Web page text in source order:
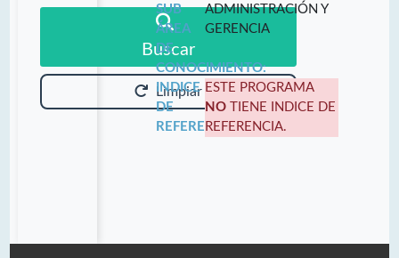
Buscar
Limpiar
SUB
ÁREA
DE
CONOCIMIENTO:
ADMINISTRACIÓN Y
GERENCIA
INDICE
DE
REFERENCIA:
ESTE PROGRAMA
NO TIENE INDICE DE
REFERENCIA.